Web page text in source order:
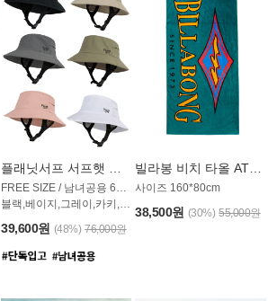
블랙,베이지,그레이,카키,핑크,화이트
39,600원 (48%) 76,000원
사이즈 160*80cm
38,500원 (30%) 55,000원